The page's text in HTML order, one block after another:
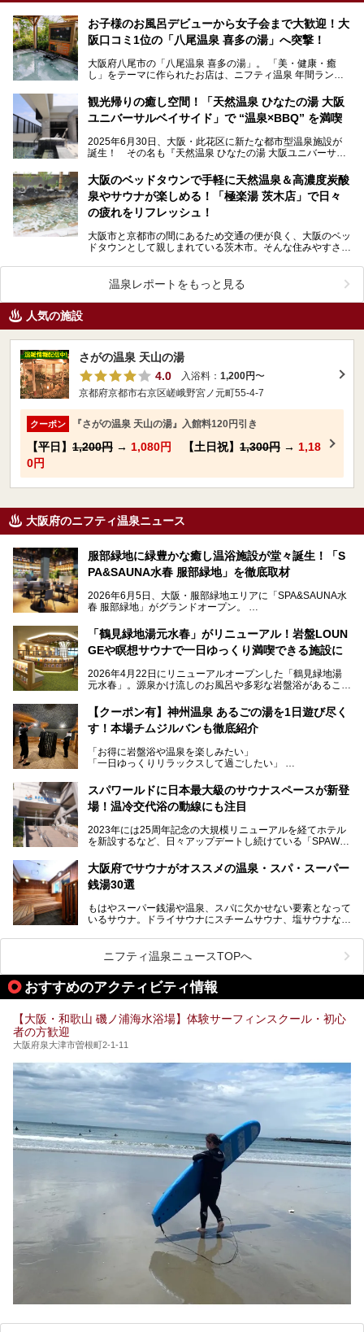
お子様のお風呂デビューから女子会まで大歓迎！大
阪口コミ1位の「八尾温泉 喜多の湯」へ突撃！
大阪府八尾市の「八尾温泉 喜多の湯」。 「美・健康・癒
し」をテーマに作られたお店は、ニフティ温泉 年間ランキ
観光帰りの癒し空間！「天然温泉 ひなたの湯 大阪
ユニバーサルベイサイド」で “温泉×BBQ” を満喫
2025年6月30日、大阪・此花区に新たな都市型温泉施設が
誕生！ その名も『天然温泉 ひなたの湯 大阪ユニバーサル
大阪のベッドタウンで手軽に天然温泉＆高濃度炭酸
泉やサウナが楽しめる！「極楽湯 茨木店」で日々
の疲れをリフレッシュ！
大阪市と京都市の間にあるため交通の便が良く、大阪のベッ
ドタウンとして親しまれている茨木市。そんな住みやすさが
温泉レポートをもっと見る
人気の施設
さがの温泉 天山の湯
4.0
入浴料： 1,200円〜
京都府京都市右京区嵯峨野宮ノ元町55-4-7
クーポン 『さがの温泉 天山の湯』入館料120円引き
【平日】 1,200円 → 1,080円 【土日祝】 1,300円 → 1,18
0円
大阪府のニフティ温泉ニュース
服部緑地に緑豊かな癒し温浴施設が堂々誕生！「S
PA&SAUNA水春 服部緑地」を徹底取材
2026年6月5日、大阪・服部緑地エリアに「SPA&SAUNA水
春 服部緑地」がグランドオープン。
当初の計画から約5年の時を経て誕生した本施設は、温泉・
サウナ・岩盤浴・フィットネス・ラウンジ・レストランなど
を融合した、これまでの“水春”のイメージをさらに進化させ
今回はオープン前の内覧会に参加し、館内のこだわりポイン
サウナー注目の3種のサウナや160cmの深水風呂、没入感の
高い岩盤浴エリア、日本最大の台数を誇る最新AIフィットネ
スマシンなど、見どころ満載の館内を詳しくご紹介します。
「鶴見緑地湯元水春」がリニューアル！岩盤LOUN
GEや瞑想サウナで一日ゆっくり満喫できる施設に
2026年4月22日にリニューアルオープンした「鶴見緑地湯
元水春」。源泉かけ流しのお風呂や多彩な岩盤浴があること
に“一日中くつろげる場所”としてパワーアップしています。
今回のリニューアルでは、新たに登場した瞑想サウナをはじ
見どころが盛りだくさん。日常の疲れを癒やしたい方はもち
ろん、休日にゆったり過ごしたい方にもぴったりの内容とな
本記事では、そんなリニューアル後の注目ポイントを詳しく
紹介します。これから「鶴見緑地湯元水春」に訪れる方や、
い。
【クーポン有】神州温泉 あるごの湯を1日遊び尽く
す！本場チムジルバンも徹底紹介
「お得に岩盤浴や温泉を楽しみたい」
「一日ゆっくりリラックスして過ごしたい」
利用できる「神州温泉 あるごの湯」です。
あるごの湯は、大阪府豊中市にある日帰り温浴施設で、阪急
チムジルバン（岩盤浴）を中心に、発汗・リラックス・漫画
タイムまで満喫できる長時間滞在型の施設なので、一日中ゆ
る迫力ある熱波パフォーマンスも毎日行われており、“とと
のう”体験をしっかり楽しめるのもポイントです。
ケやボウリングといった遊び場もあり、友人同士やカップル
で“遊び+癒し”の一日を過ごすのにもぴったり。
処にいたるまで魅力をたっぷり堪能してきたので、その全容
スパワールドに日本最大級のサウナスペースが新登
場！温冷交代浴の動線にも注目
2023年には25周年記念の大規模リニューアルを経てホテル
を新設するなど、日々アップデートし続けている「SPAWO
そんなスパワールドが2025年11月15日（土）に、新たな浴
室や日本最大級140人収容の大規模サウナを携えてリニュー
アルオープン！浴室である4F・6Fそれぞれにリニューアル
大規模リニューアルの全容を確認すべく、リニューアルプレ
オープンイベントに行ってきました！今回はそのリニューア
大阪府でサウナがオススメの温泉・スパ・スーパー
銭湯30選
もはやスーパー銭湯や温泉、スパに欠かせない要素となって
いるサウナ。ドライサウナにスチームサウナ、塩サウナな
ペース、ロウリュウなど、心ゆくまで楽しむためのサービス
が充実した施設も多くみられます。
今回はそんなサウナにこだわった、大阪府内のオススメ温
泉・銭湯・スパを30件紹介したいと思います！
ニフティ温泉ニュースTOPへ
おすすめのアクティビティ情報
【大阪・和歌山 磯ノ浦海水浴場】体験サーフィンスクール・初心
者の方歓迎
大阪府泉大津市曽根町2-1-11